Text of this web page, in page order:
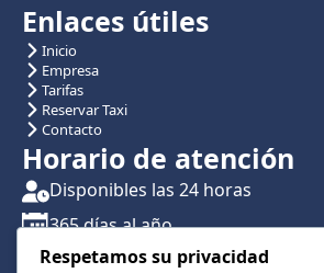
Enlaces útiles
Inicio
Empresa
Tarifas
Reservar Taxi
Contacto
Horario de atención
Disponibles las 24 horas
365 días al año
Traslados con reserva previa
Respetamos su privacidad